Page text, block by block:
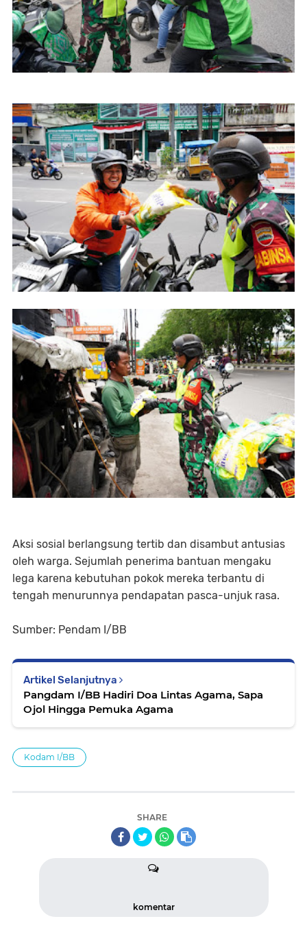
Aksi sosial berlangsung tertib dan disambut antusias
oleh warga. Sejumlah penerima bantuan mengaku
lega karena kebutuhan pokok mereka terbantu di
tengah menurunnya pendapatan pasca-unjuk rasa.
Sumber: Pendam I/BB
Artikel Selanjutnya
Pangdam I/BB Hadiri Doa Lintas Agama, Sapa
Ojol Hingga Pemuka Agama
Kodam I/BB
SHARE
komentar